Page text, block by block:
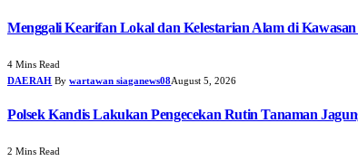
Menggali Kearifan Lokal dan Kelestarian Alam di
4 Mins Read
DAERAH By wartawan siaganews08August 5, 2026
Polsek Kandis Lakukan Pengecekan Rutin Tanaman
2 Mins Read